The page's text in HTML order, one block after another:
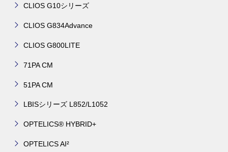
CLIOS G10シリーズ
CLIOS G834Advance
CLIOS G800LITE
71PA CM
51PA CM
LBISシリーズ L852/L1052
OPTELICS® HYBRID+
OPTELICS AI²